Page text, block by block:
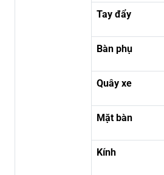
Tay đẩy
Bàn phụ
Quây xe
Mặt bàn
Kính